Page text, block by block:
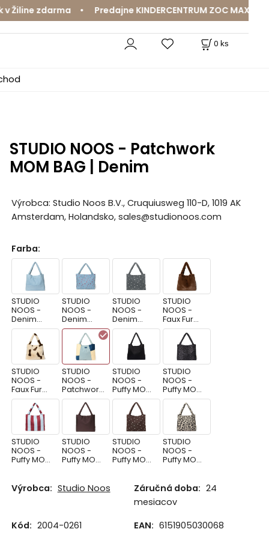
• Predajne KINDERCENTRUM ZOC MAX a
0 ks
STUDIO NOOS - Patchwork
MOM BAG | Denim
Výrobca: Studio Noos B.V., Cruquiusweg 110-D, 1019 AK
Amsterdam, Holandsko, sales@studionoos.com
Farba:
STUDIO
NOOS -
Denim
MOM BAG |
STUDIO
NOOS -
Denim
MOM BAG |
Hearts
STUDIO
NOOS -
Denim
MOM BAG |
Hearts
STUDIO
NOOS -
Faux Fur
MOM BAG |
Brown
STUDIO
NOOS -
Faux Fur
MOM BAG |
Holy Cow
STUDIO
NOOS -
Patchwork
MOM BAG |
Denim
STUDIO
NOOS -
Puffy MOM
BAG | Black
STUDIO
NOOS -
Puffy MOM
BAG | Black
Leopard
STUDIO
NOOS -
Puffy MOM
STUDIO
NOOS -
Puffy MOM
STUDIO
NOOS -
Puffy MOM
Hearts
STUDIO
NOOS -
Puffy MOM
NOOS -
Puffy MOM
NOOS -
Puffy MOM
NOOS -
Puffy MOM
NOOS -
Puffy MOM
Výrobca: Studio Noos Záručná doba: 24
mesiacov
Kód: 2004-0261 EAN: 6151905030068